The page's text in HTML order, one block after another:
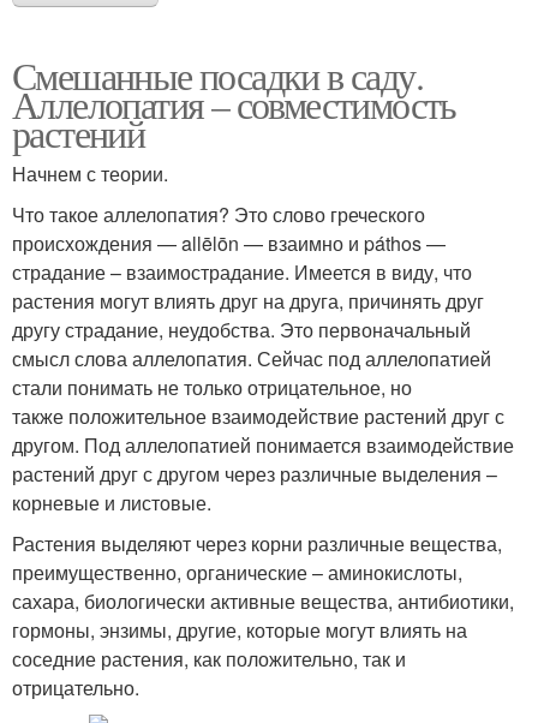
Смешанные посадки в саду.
Аллелопатия – совместимость
растений
Начнем с теории.
Что такое аллелопатия? Это слово греческого
происхождения — allēlōn — взаимно и páthos —
страдание – взаимострадание. Имеется в виду, что
растения могут влиять друг на друга, причинять друг
другу страдание, неудобства. Это первоначальный
смысл слова аллелопатия. Сейчас под аллелопатией
стали понимать не только отрицательное, но
также положительное взаимодействие растений друг с
другом. Под аллелопатией понимается взаимодействие
растений друг с другом через различные выделения –
корневые и листовые.
Растения выделяют через корни различные вещества,
преимущественно, органические – аминокислоты,
сахара, биологически активные вещества, антибиотики,
гормоны, энзимы, другие, которые могут влиять на
соседние растения, как положительно, так и
отрицательно.